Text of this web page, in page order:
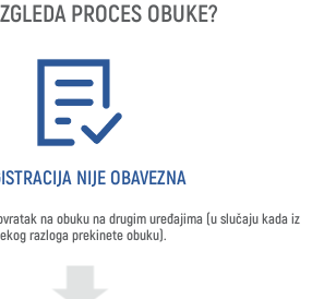
PROCES OBUKE?
NIJE OBAVEZNA
na obuku na drugim uređajima (u slučaju kada iz
razloga prekinete obuku).